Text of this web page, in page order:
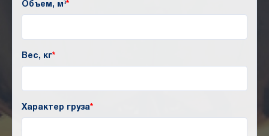
Объем, м³*
Вес, кг*
Характер груза*